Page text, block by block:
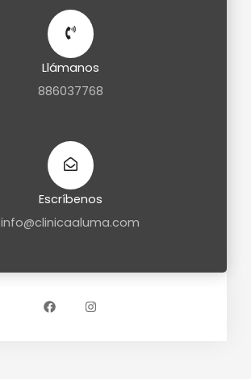
F
c
e
I
s
t
Llámanos
886037768
Escríbenos
info@clinicaaluma.com